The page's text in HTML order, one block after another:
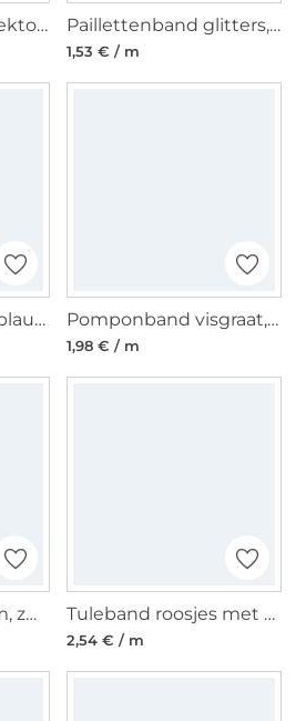
Jacquardband reflektor, fuchsia Paillettenband glitters, groen
1,53 € / m
Flosjesband 3 cm, blauw / grijs Pomponband visgraat, zwart
1,98 € / m
Pailettenband 2 cm, zwart Tuleband roosjes met parels, turquoise 25 mm
2,54 € / m